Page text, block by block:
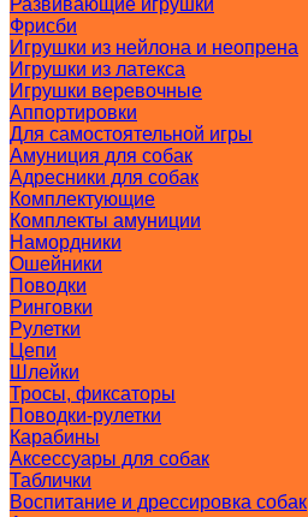
Развивающие игрушки
Фрисби
Игрушки из нейлона и неопрена
Игрушки из латекса
Игрушки веревочные
Аппортировки
Для самостоятельной игры
Амуниция для собак
Адресники для собак
Комплектующие
Комплекты амуниции
Намордники
Ошейники
Поводки
Ринговки
Рулетки
Цепи
Шлейки
Тросы, фиксаторы
Поводки-рулетки
Карабины
Аксессуары для собак
Таблички
Воспитание и дрессировка собак